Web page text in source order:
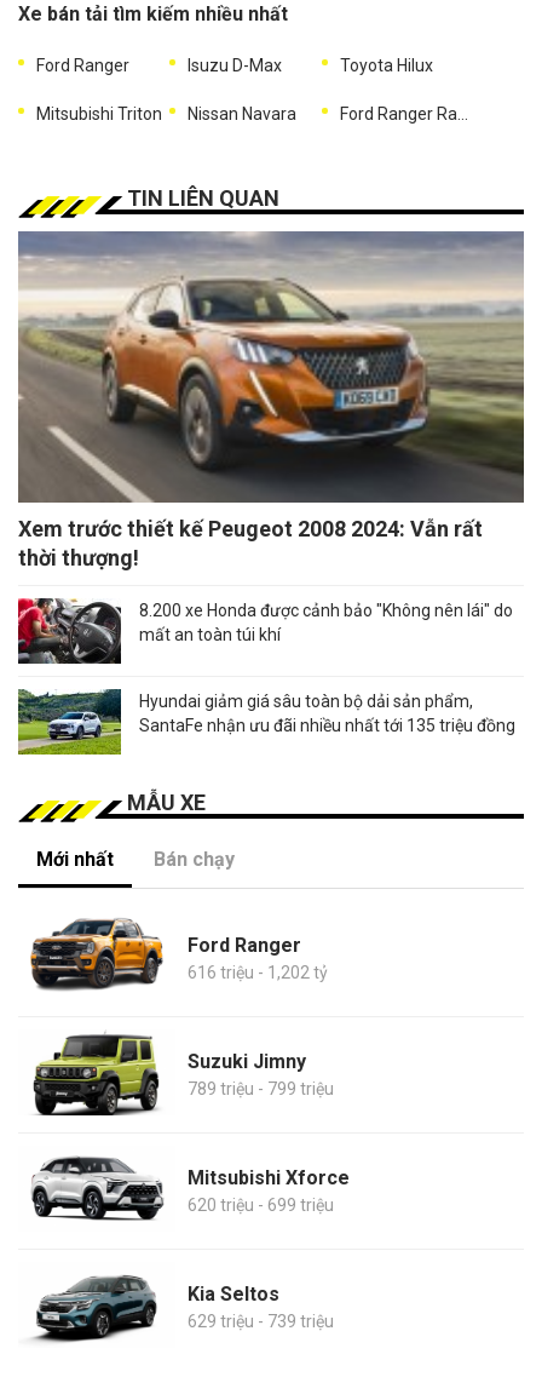
Xe bán tải tìm kiếm nhiều nhất
Ford Ranger Isuzu D-Max Toyota Hilux
Mitsubishi Triton Nissan Navara
TIN LIÊN QUAN
Xem trước thiết kế Peugeot 2008 2024: Vẫn rất
thời thượng!
8.200 xe Honda được cảnh bảo "Không nên lái" do
mất an toàn túi khí
Hyundai giảm giá sâu toàn bộ dải sản phẩm,
SantaFe nhận ưu đãi nhiều nhất tới 135 triệu đồng
MẪU XE
Mới nhất Bán chạy
Ford Ranger
616 triệu - 1,202 tỷ
Suzuki Jimny
789 triệu - 799 triệu
Mitsubishi Xforce
620 triệu - 699 triệu
Kia Seltos
629 triệu - 739 triệu